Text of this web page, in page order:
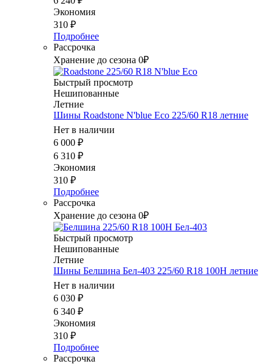
Экономия
310 ₽
Подробнее
Рассрочка
Хранение до сезона 0₽
Быстрый просмотр
Нешипованные
Летние
Шины Roadstone N'blue Eco 225/60 R18 летние
Нет в наличии
6 000 ₽
6 310 ₽
Экономия
310 ₽
Подробнее
Рассрочка
Хранение до сезона 0₽
Быстрый просмотр
Нешипованные
Летние
Шины Белшина Бел-403 225/60 R18 100H летние
Нет в наличии
6 030 ₽
6 340 ₽
Экономия
310 ₽
Подробнее
Рассрочка